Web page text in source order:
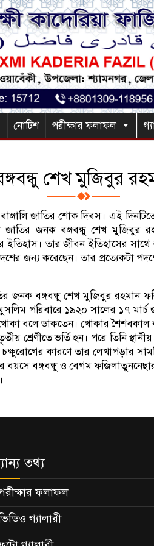
নোটিশ পরীক্ষার ফলাফল
শেখ মুজিবুর
জাতির শোক দিবস। এই
জাতির জনক বঙ্গবন্ধু শেখ মুজিবুর
ইতিহাস। তার জীবন ইতিহাসের
জন্য করেছেন। তার প্রত্যেকটা
জনক বঙ্গবন্ধু শেখ মুজিবুর রহমান
মুসলিম পরিবারে ১৯২০ সালের ১৭
বলে ডাকতেন। খোকার শৈশবকাল
ভর্তি হন। পরে তিনি
কারণে তার লেখাপড়ার
বঙ্গবন্ধু ও বেগম ফজিলাতুননেছার
তথ্য
ফলাফল
গ্যালারী